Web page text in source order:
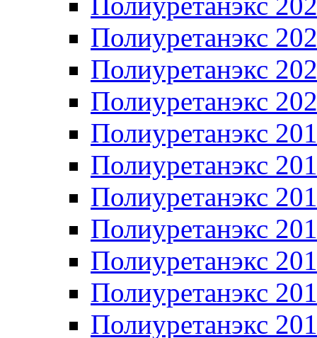
Полиуретанэкс
Полиуретанэкс
Полиуретанэкс
Полиуретанэкс
Полиуретанэкс
Полиуретанэкс
Полиуретанэкс
Полиуретанэкс
Полиуретанэкс
Полиуретанэкс